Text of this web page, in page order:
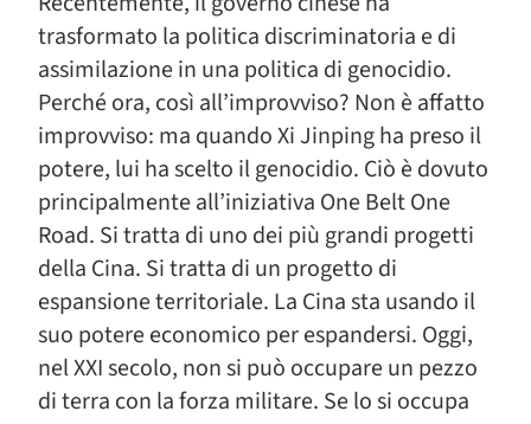
trasformato la politica discriminatoria e di
assimilazione in una politica di genocidio.
Perché ora, così all’improvviso? Non è affatto
improvviso: ma quando Xi Jinping ha preso il
potere, lui ha scelto il genocidio. Ciò è dovuto
principalmente all’iniziativa One Belt One
Road. Si tratta di uno dei più grandi progetti
della Cina. Si tratta di un progetto di
espansione territoriale. La Cina sta usando il
suo potere economico per espandersi. Oggi,
nel XXI secolo, non si può occupare un pezzo
di terra con la forza militare. Se lo si occupa